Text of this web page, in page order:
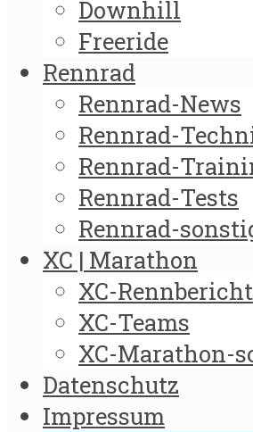
Downhill
Freeride
Rennrad
Rennrad-News
Rennrad-
Rennrad-
Rennrad-Tests
Rennrad-
XC | Marathon
XC-
XC-Teams
XC-Marathon-
Datenschutz
Impressum